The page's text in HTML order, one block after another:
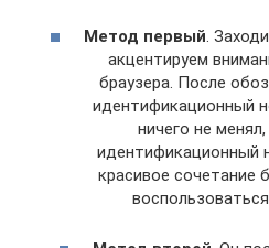
Метод первый.
акцентируем
браузера. После
идентификационный
ничего не
идентификационный
красивое сочетание